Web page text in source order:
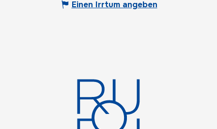
Einen Irrtum angeben